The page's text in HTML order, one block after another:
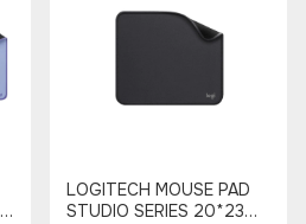
LOGITECH MOUSE PAD
STUDIO SERIES 20*23